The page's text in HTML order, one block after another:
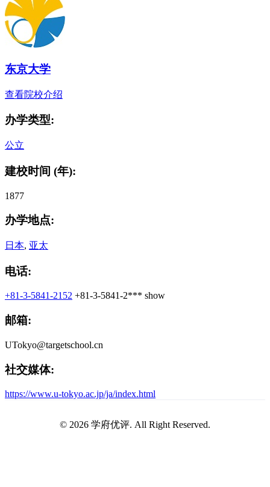
东京大学
查看院校介绍
办学类型:
公立
建校时间 (年):
1877
办学地点:
日本, 亚太
电话:
+81-3-5841-2152 +81-3-5841-2*** show
邮箱:
UTokyo@targetschool.cn
社交媒体:
https://www.u-tokyo.ac.jp/ja/index.html
© 2026 学府优评. All Right Reserved.